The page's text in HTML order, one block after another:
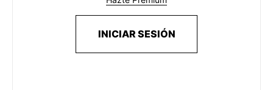
INICIAR SESIÓN